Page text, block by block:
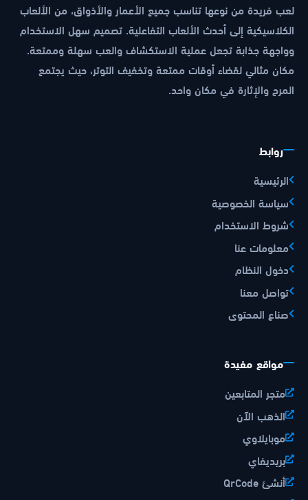
لعب فريدة من نوعها تناسب جميع الأعمار والأذواق، من الألعاب
الكلاسيكية إلى أحدث الألعاب التفاعلية. تصميم سهل الاستخدام
وواجهة جذابة تجعل عملية الاستكشاف والعب سهلة وممتعة.
مكان مثالي لقضاء أوقات ممتعة وتخفيف التوتر، حيث يجتمع
المرح والإثارة في مكان واحد.
روابط
الرئيسية
سياسة الخصوصية
شروط الاستخدام
معلومات عنا
دخول النظام
تواصل معنا
صناع المحتوى
مواقع مفيدة
متجر المتابعين
الذهب الآن
موبايلاوي
بريديفاي
أنشئ QrCode